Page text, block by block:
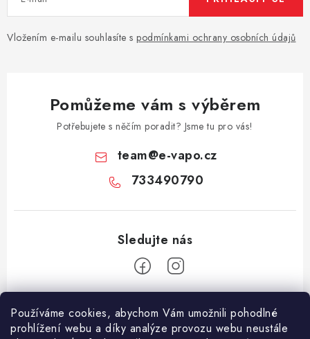
Používáme cookies, abychom Vám umožnili pohodlné
prohlížení webu a díky analýze provozu webu neustále
Vložením e-mailu souhlasíte s podmínkami ochrany osobních údajů
Pomůžeme vám s výběrem
Potřebujete s něčím poradit? Jsme tu pro vás!
team@e-vapo.cz
733490790
Z